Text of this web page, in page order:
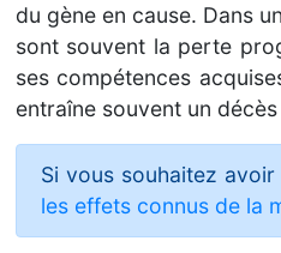
du gène en cause. Dans
sont souvent la perte
ses compétences
entraîne souvent un
Si vous souhaitez
les effets connus de la